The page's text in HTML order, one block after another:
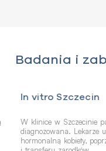
Badania i
In vitro Szczecin
W klinice w Szczecinie
diagnozowana. Lekarze
hormonalną kobiety,